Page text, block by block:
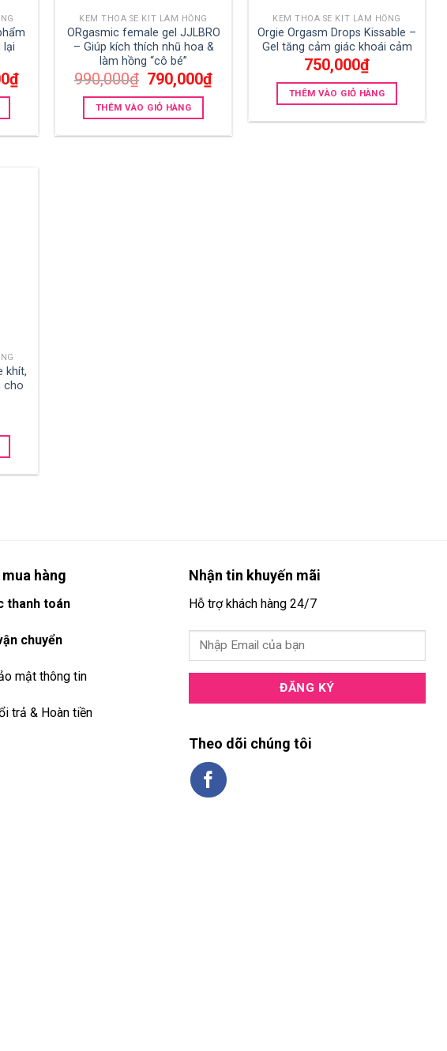
lại
₫Giá
KEM THOA SE KÍT LÀM HỒNG
ORgasmic female gel JJLBRO
– Giúp kích thích nhũ hoa &
làm hồng “cô bé”
990,000₫
Giá
gốc
là:
990,000₫.
790,000₫Giá
790,000₫.
THÊM VÀO GIỎ HÀNG
KEM THOA SE KÍT LÀM HỒNG
Orgie Orgasm Drops Kissable –
Gel tăng cảm giác khoái cảm
750,000₫
THÊM VÀO GIỎ HÀNG
khít,
cho
hàng
thanh toán
chuyển
mật thông tin
trả & Hoàn tiền
Nhận tin khuyến mãi
Hỗ trợ khách hàng 24/7
Theo dõi chúng tôi